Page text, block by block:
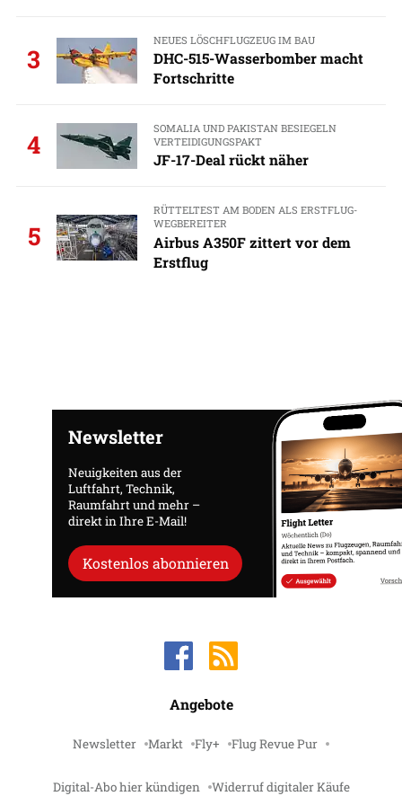
3
NEUES LÖSCHFLUGZEUG IM BAU
DHC-515-Wasserbomber macht
Fortschritte
4
SOMALIA UND PAKISTAN BESIEGELN
VERTEIDIGUNGSPAKT
JF-17-Deal rückt näher
5
RÜTTELTEST AM BODEN ALS ERSTFLUG-
WEGBEREITER
Airbus A350F zittert vor dem
Erstflug
Newsletter
Neuigkeiten aus der
Luftfahrt, Technik,
Raumfahrt und mehr –
direkt in Ihre E-Mail!
Kostenlos abonnieren
Angebote
Newsletter Markt Fly+ Flug Revue Pur
Digital-Abo hier kündigen Widerruf digitaler Käufe